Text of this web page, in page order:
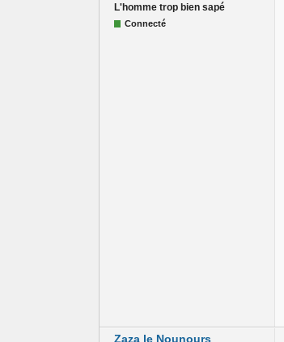
L'homme trop bien sapé
Connecté
Zaza le Nounours